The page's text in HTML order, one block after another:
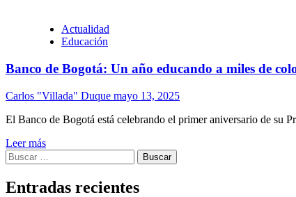
Actualidad
Educación
Banco de Bogotá: Un año educando a miles de
Carlos "Villada" Duque mayo 13, 2025
El Banco de Bogotá está celebrando el primer aniversario de su
Leer más
Buscar:
Entradas recientes